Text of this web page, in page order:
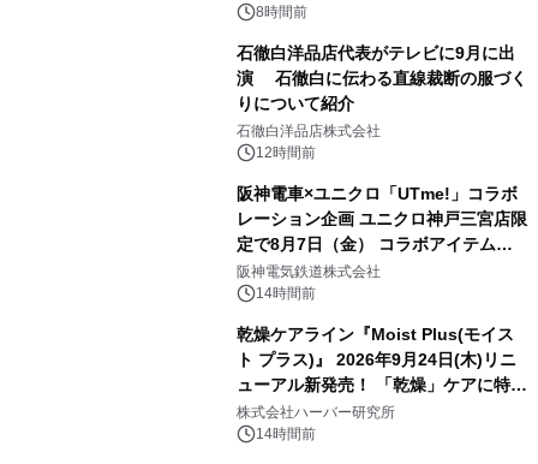
8時間前
石徹白洋品店代表がテレビに9月に出
演 石徹白に伝わる直線裁断の服づく
りについて紹介
石徹白洋品店株式会社
12時間前
阪神電車×ユニクロ「UTme!」コラボ
レーション企画 ユニクロ神戸三宮店限
定で8月7日（金） コラボアイテムが
発売決定！
阪神電気鉄道株式会社
14時間前
乾燥ケアライン『Moist Plus(モイス
ト プラス)』 2026年9月24日(木)リニ
ューアル新発売！ 「乾燥」ケアに特化
し、ライン使いで潤いに満ちた肌へ
株式会社ハーバー研究所
14時間前